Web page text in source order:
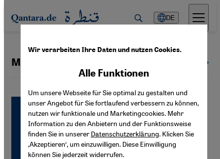
Direkt zum Inhalt springen
DE
Muezzin
Wir verarbeiten Ihre Daten und nutzen Cookies.
Alle Funktionen
Um unsere Webseite für Sie optimal zu gestalten und
unser Angebot für Sie fortlaufend verbessern zu können,
nutzen wir funktionale und Marketingcookies. Mehr
Information zu den Anbietern und der Funktionsweise
finden Sie in unserer Datenschutzerklärung. Klicken Sie
‚Akzeptieren‘, um einzuwilligen. Diese Einwilligung
können Sie jederzeit widerrufen.